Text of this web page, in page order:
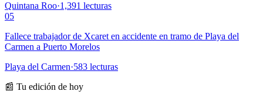
Quintana Roo·1,391 lecturas
05
Fallece trabajador de Xcaret en accidente en tramo de Playa del
Carmen a Puerto Morelos
Playa del Carmen·583 lecturas
📰 Tu edición de hoy